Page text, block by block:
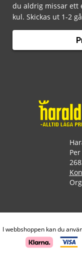
du aldrig missar ett
kul. Skickas ut 1-2
I webbshoppen kan du